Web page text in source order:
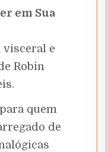
em Sua
visceral e
Robin
quem
de